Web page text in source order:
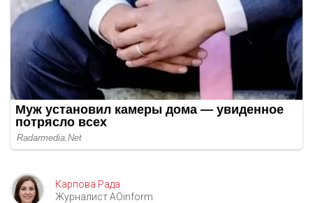
Карпова Рада
Журналист AOinform